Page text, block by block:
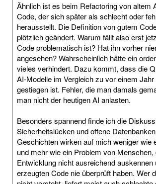
Ähnlich ist es beim Refactoring von altem
Code, der sich später als schlecht oder
herausstellt. Die Definition von gutem
plötzlich geändert. Warum fällt also erst
Code problematisch ist? Hat ihn vorher
angesehen? Wahrscheinlich hätte ein
vieles verhindert. Dazu kommt, dass die
AI-Modelle im Vergleich zu vor einem
gestiegen ist. Fehler, die man damals
man nicht der heutigen AI anlasten.
Besonders spannend finde ich die
Sicherheitslücken und offene
Geschichten wirken auf mich weniger wie
und mehr wie ein Problem von
Entwicklung nicht ausreichend auskennen
erzeugten Code nie überprüft haben. Wer